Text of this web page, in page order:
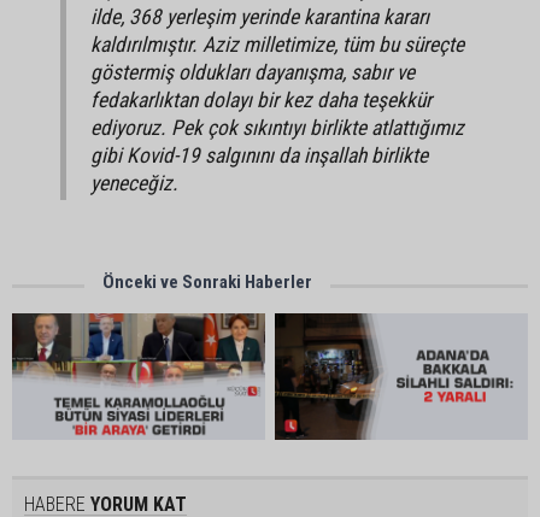
ilde, 368 yerleşim yerinde karantina kararı
kaldırılmıştır. Aziz milletimize, tüm bu süreçte
göstermiş oldukları dayanışma, sabır ve
fedakarlıktan dolayı bir kez daha teşekkür
ediyoruz. Pek çok sıkıntıyı birlikte atlattığımız
gibi Kovid-19 salgınını da inşallah birlikte
yeneceğiz.
Önceki ve Sonraki Haberler
HABERE YORUM KAT